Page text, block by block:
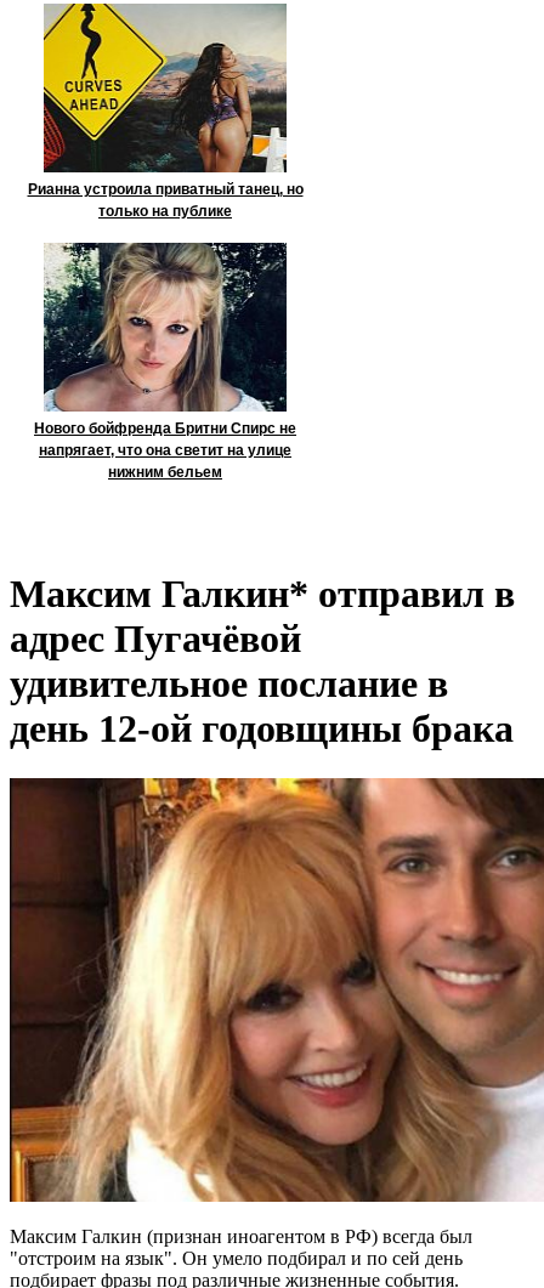
Рианна устроила приватный танец, но
только на публике
Нового бойфренда Бритни Спирс не
напрягает, что она светит на улице
нижним бельем
Максим Галкин* отправил в
адрес Пугачёвой
удивительное послание в
день 12-ой годовщины брака
Максим Галкин (признан иноагентом в РФ) всегда был
"отстроим на язык". Он умело подбирал и по сей день
подбирает фразы под различные жизненные события.